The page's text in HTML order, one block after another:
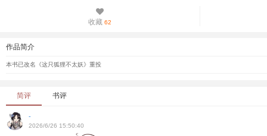
收藏 62
作品简介
本书已改名《这只狐狸不太妖》重投
简评 书评
-
2026/6/26 15:50:40